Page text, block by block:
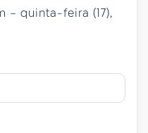
– quinta-feira (17),